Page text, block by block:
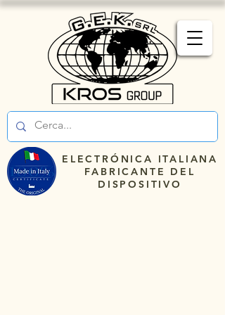
ELECTRÓNICA ITALIANA
FABRICANTE DEL
DISPOSITIVO